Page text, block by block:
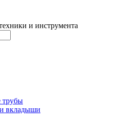
и инструмента
трубы
вкладыши